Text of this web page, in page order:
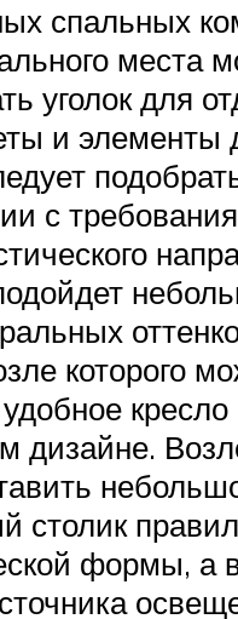
спальных
места
уголок для
и элементы
с
которого
кресло
дизайне.
столик
формы, а